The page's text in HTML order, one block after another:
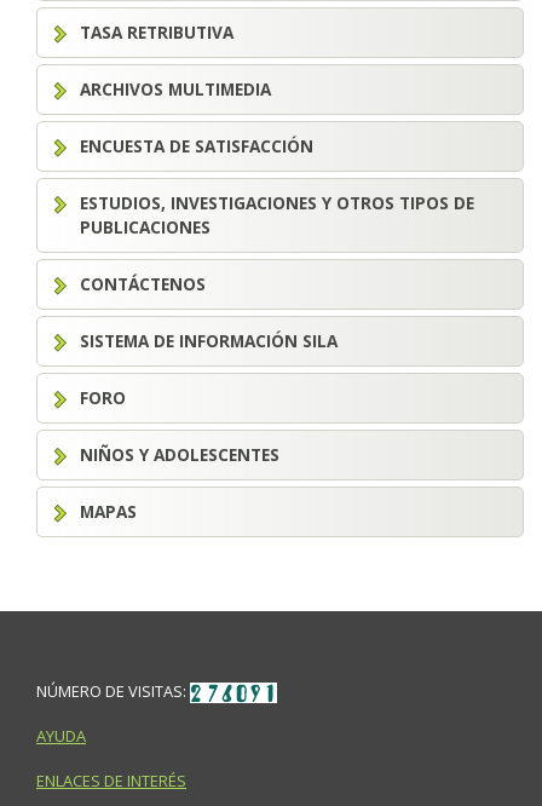
TASA RETRIBUTIVA
ARCHIVOS MULTIMEDIA
ENCUESTA DE SATISFACCIÓN
ESTUDIOS, INVESTIGACIONES Y OTROS TIPOS DE
PUBLICACIONES
CONTÁCTENOS
SISTEMA DE INFORMACIÓN SILA
FORO
NIÑOS Y ADOLESCENTES
MAPAS
NÚMERO DE VISITAS:
AYUDA
ENLACES DE INTERÉS